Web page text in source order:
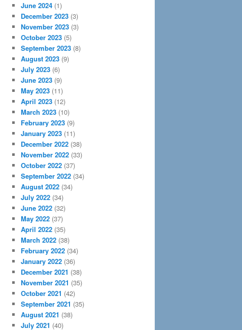
June 2024 (1)
December 2023 (3)
November 2023 (3)
October 2023 (5)
September 2023 (8)
August 2023 (9)
July 2023 (6)
June 2023 (9)
May 2023 (11)
April 2023 (12)
March 2023 (10)
February 2023 (9)
January 2023 (11)
December 2022 (38)
November 2022 (33)
October 2022 (37)
September 2022 (34)
August 2022 (34)
July 2022 (34)
June 2022 (32)
May 2022 (37)
April 2022 (35)
March 2022 (38)
February 2022 (34)
January 2022 (36)
December 2021 (38)
November 2021 (35)
October 2021 (42)
September 2021 (35)
August 2021 (38)
July 2021 (40)